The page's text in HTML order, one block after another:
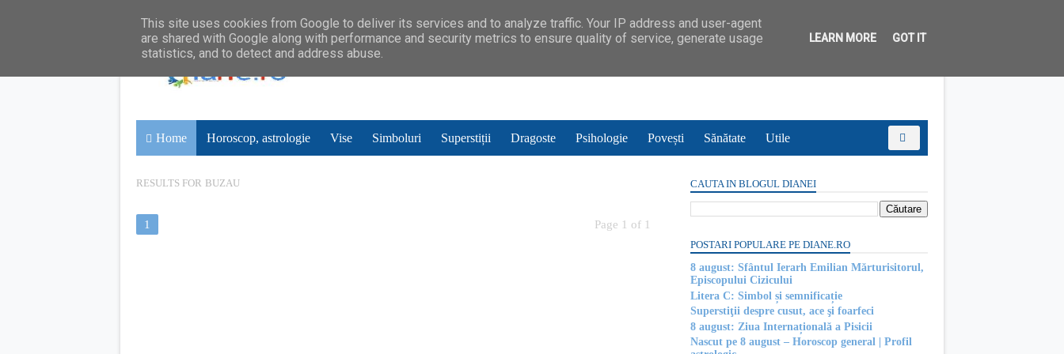
Home Horoscop, astrologie Vise Simboluri Superstiții Dragoste Psihologie Povești Sănătate Utile
RESULTS FOR BUZAU
Page 1 of 1
1
CAUTA IN BLOGUL DIANEI
POSTARI POPULARE PE DIANE.RO
8 august: Sfântul Ierarh Emilian Mărturisitorul,
Episcopului Cizicului
Litera C: Simbol și semnificație
Superstiţii despre cusut, ace şi foarfeci
8 august: Ziua Internațională a Pisicii
Nascut pe 8 august – Horoscop general | Profil
This site uses cookies from Google to deliver its services and to analyze traffic. Your IP address and user-agent
are shared with Google along with performance and security metrics to ensure quality of service, generate usage
statistics, and to detect and address abuse.
LEARN MORE GOT IT